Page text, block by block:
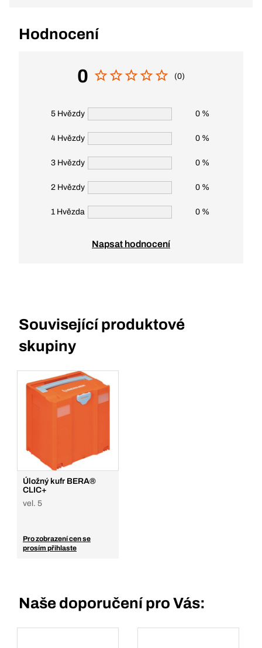
Hodnocení
0 (0)
5 Hvězdy 0 %
4 Hvězdy 0 %
3 Hvězdy 0 %
2 Hvězdy 0 %
1 Hvězda 0 %
Napsat hodnocení
Související produktové
skupiny
Úložný kufr BERA®
CLIC+
vel. 5
Pro zobrazení cen se
prosím přihlaste
Naše doporučení pro Vás: